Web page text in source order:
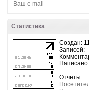
Статистика
Создан:
Записей:
Отчеты: